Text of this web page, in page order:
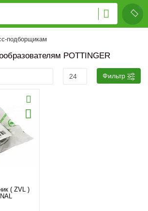
подборщикам
POTTINGER
Фильтр
( ZVL )